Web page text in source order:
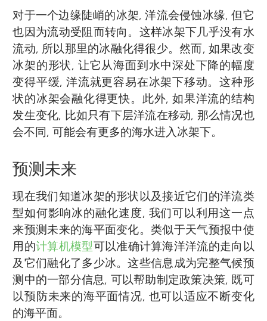
对于一个边缘陡峭的冰架, 洋流会侵蚀冰缘, 但它
也因为流动受阻而转向。这样冰架下几乎没有水
流动, 所以那里的冰融化得很少。然而, 如果改变
冰架的形状, 让它从海面到水中深处下降的幅度
变得平缓, 洋流就更容易在冰架下移动。这种形
状的冰架会融化得更快。此外, 如果洋流的结构
发生变化, 比如只有下层洋流在移动, 那么情况也
会不同, 可能会有更多的海水进入冰架下。
预测未来
现在我们知道冰架的形状以及接近它们的洋流类
型如何影响冰的融化速度, 我们可以利用这一点
来预测未来的海平面变化。类似于天气预报中使
用的计算机模型可以准确计算海洋洋流的走向以
及它们融化了多少冰。这些信息成为完整气候预
测中的一部分信息, 可以帮助制定政策决策, 既可
以预防未来的海平面情况, 也可以适应不断变化
的海平面。